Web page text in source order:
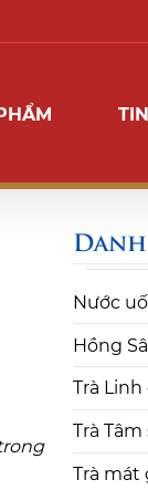
Nước
Hồng
Trà
Trà
Trà mát